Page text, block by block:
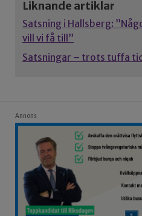
Liknande artiklar
Satsning i Hallsberg:
vill vi få till”
Satsningar – trots tuffa
Annons